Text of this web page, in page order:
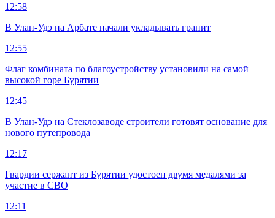
12:58
В Улан-Удэ на Арбате начали укладывать гранит
12:55
Флаг комбината по благоустройству установили на самой
высокой горе Бурятии
12:45
В Улан-Удэ на Стеклозаводе строители готовят основание для
нового путепровода
12:17
Гвардии сержант из Бурятии удостоен двумя медалями за
участие в СВО
12:11